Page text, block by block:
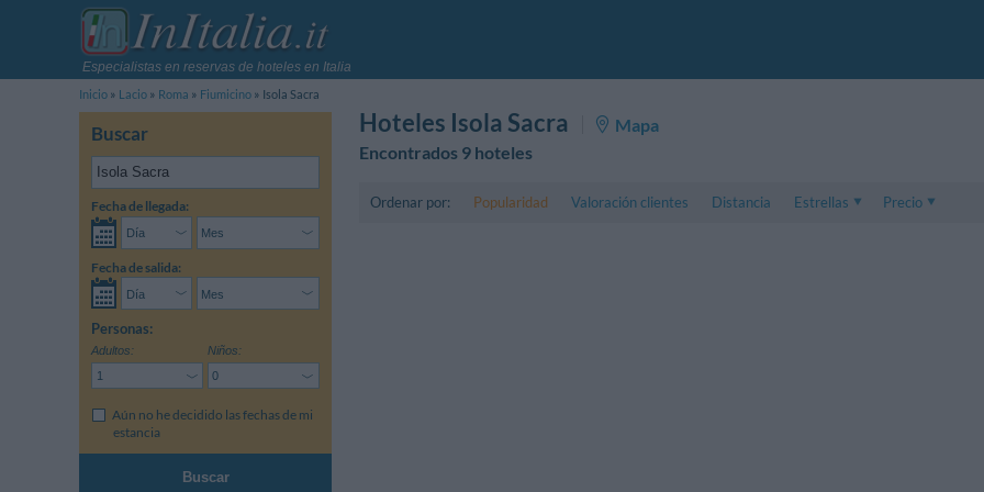
Especialistas en reservas de hoteles en Italia
Inicio
Lacio Roma Fiumicino Isola Sacra
Buscar
Fecha de llegada:
Fecha de salida:
Personas:
Adultos: Niños:
Aún no he decidido las fechas de mi
estancia
Buscar
Hoteles Isola Sacra
Mapa
Encontrados 9 hoteles
Ordenar por: Popularidad Valoración clientes Distancia
Estrellas
Precio